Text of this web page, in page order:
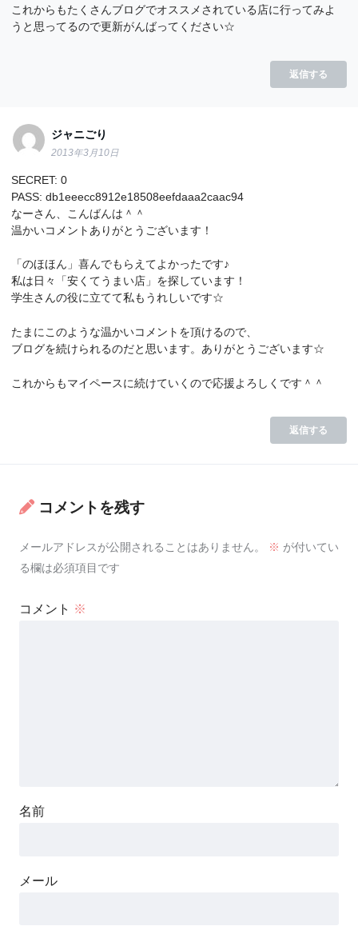
これからもたくさんブログでオススメされている店に行ってみよ
うと思ってるので更新がんばってください☆
返信する
ジャニごり
2013年3月10日
SECRET: 0
PASS: db1eeecc8912e18508eefdaaa2caac94
なーさん、こんばんは＾＾
温かいコメントありがとうございます！
「のほほん」喜んでもらえてよかったです♪
私は日々「安くてうまい店」を探しています！
学生さんの役に立てて私もうれしいです☆
たまにこのような温かいコメントを頂けるので、
ブログを続けられるのだと思います。ありがとうございます☆
これからもマイペースに続けていくので応援よろしくです＾＾
返信する
コメントを残す
メールアドレスが公開されることはありません。 ※ が付いてい
る欄は必須項目です
コメント ※
名前
メール